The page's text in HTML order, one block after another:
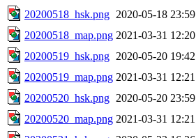
20200518_hsk.png 2020-05-18 23:59
20200518_map.png 2021-03-31 12:20
20200519_hsk.png 2020-05-20 19:42
20200519_map.png 2021-03-31 12:21
20200520_hsk.png 2020-05-20 23:59
20200520_map.png 2021-03-31 12:21